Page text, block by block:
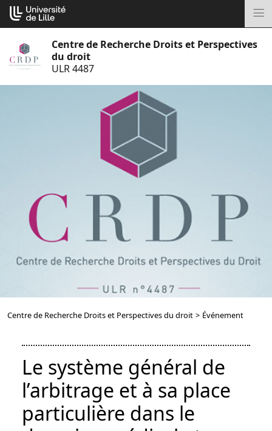
Aller
au
Centre de Recherche Droits et Perspectives
du droit
ULR 4487
Centre de Recherche Droits et Perspectives du droit > Événement
Le système général de
l’arbitrage et à sa place
particulière dans le
Cookies management panel